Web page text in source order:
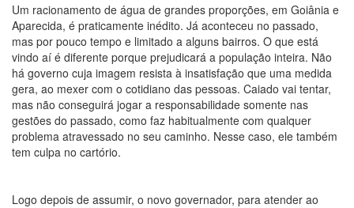
Um racionamento de água de grandes proporções, em Goiânia e
Aparecida, é praticamente inédito. Já aconteceu no passado,
mas por pouco tempo e limitado a alguns bairros. O que está
vindo aí é diferente porque prejudicará a população inteira. Não
há governo cuja imagem resista à insatisfação que uma medida
gera, ao mexer com o cotidiano das pessoas. Caiado vai tentar,
mas não conseguirá jogar a responsabilidade somente nas
gestões do passado, como faz habitualmente com qualquer
problema atravessado no seu caminho. Nesse caso, ele também
tem culpa no cartório.
Logo depois de assumir, o novo governador, para atender ao